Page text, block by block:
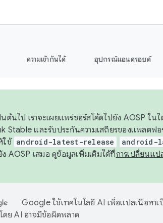
ความเข้ากันได้ อุปกรณ์แอนดรอยด์
ต้นไป เราจะเผยแพร่ซอร์สโค้ดไปยัง AOSP ใน
Stable และรับประกันความเสถียรของแพลตฟอ
ใช้ android-latest-release android-
AOSP เสมอ ดูข้อมูลเพิ่มเติมได้ที่การเปลี่ยนแป
Google ใช้เทคโนโลยี AI เพื่อแปลเนื้อหา
ดย AI อาจมีข้อผิดพลาด